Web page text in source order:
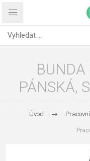
BUNDA
PÁNSKÁ,
Úvod